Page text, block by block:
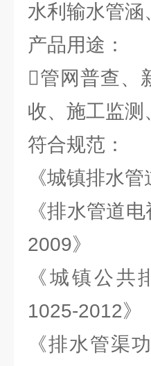
水利输水管
产品用途：
管网普查、
收、施工监测
符合规范：
《城镇排水
《排水管道
2009》
《城镇公共
1025-2012》
《排水管渠